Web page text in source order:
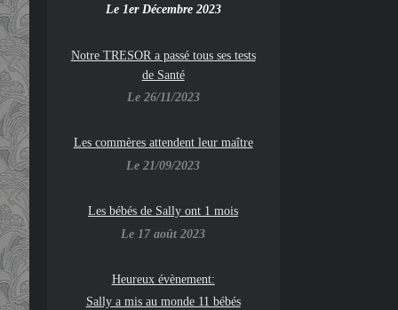
Le 1er Décembre 2023
Notre TRESOR a passé tous ses tests
de Santé
Le 26/11/2023
Les commères attendent leur maître
Le 21/09/2023
Les bébés de Sally ont 1 mois
Le 17 août 2023
Heureux évènement:
Sally a mis au monde 11 bébés